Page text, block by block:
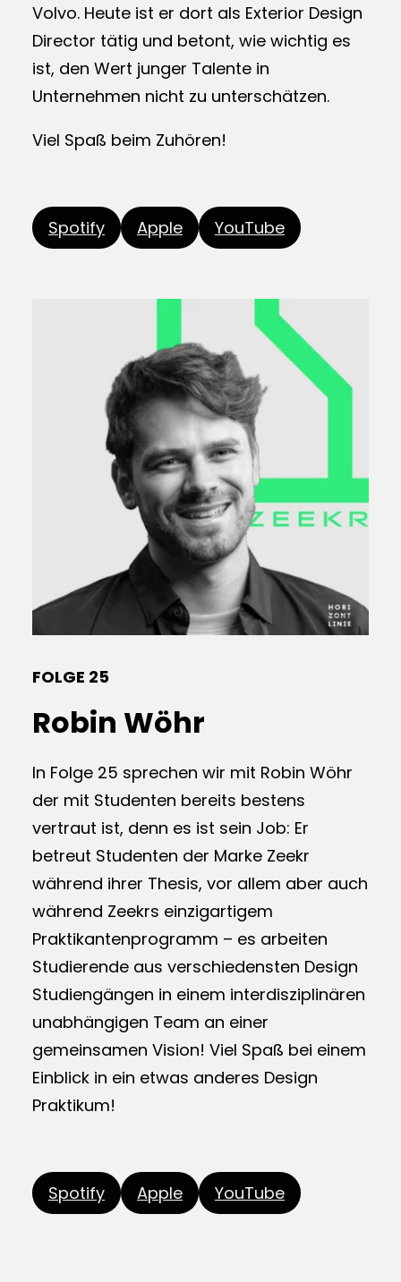
Volvo. Heute ist er dort als Exterior Design
Director tätig und betont, wie wichtig es
ist, den Wert junger Talente in
Unternehmen nicht zu unterschätzen.
Viel Spaß beim Zuhören!
Spotify Apple YouTube
FOLGE 25
Robin Wöhr
In Folge 25 sprechen wir mit Robin Wöhr
der mit Studenten bereits bestens
vertraut ist, denn es ist sein Job: Er
betreut Studenten der Marke Zeekr
während ihrer Thesis, vor allem aber auch
während Zeekrs einzigartigem
Praktikantenprogramm – es arbeiten
Studierende aus verschiedensten Design
Studiengängen in einem interdisziplinären
unabhängigen Team an einer
gemeinsamen Vision! Viel Spaß bei einem
Einblick in ein etwas anderes Design
Praktikum!
Spotify Apple YouTube